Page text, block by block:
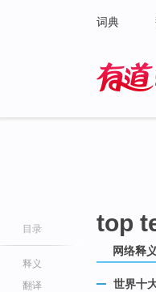
词典
目录
释义
翻译
top
网络释义
世界十